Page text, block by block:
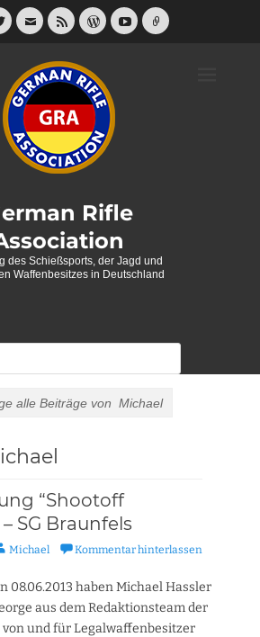
E-
Feed WordPress
YouTube
Link
Rifle
des Schießsports, der Jagd und
Waffenbesitzes in Deutschland
alle Beiträge von Michael
“Shootoff
SG Braunfels
Michael Kommentar hinterlassen
08.06.2013 haben Michael Hassler
aus dem Redaktionsteam der
von und für Legalwaffenbesitzer